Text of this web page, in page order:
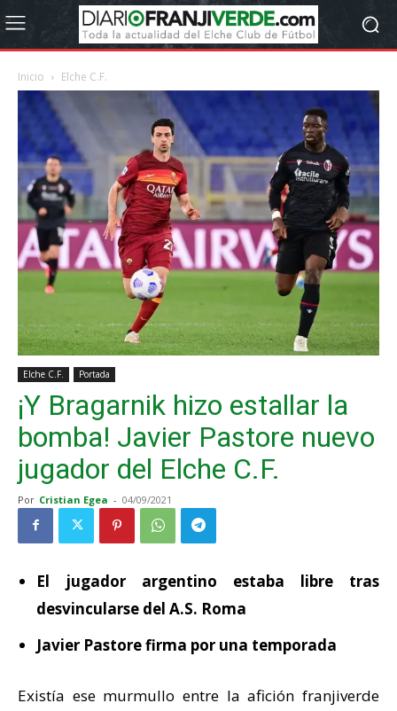
Inicio Elche C.F.
Elche C.F. Portada
¡Y Bragarnik hizo estallar la
bomba! Javier Pastore nuevo
jugador del Elche C.F.
Por Cristian Egea - 04/09/2021
El jugador argentino estaba libre tras
desvincularse del A.S. Roma
Javier Pastore firma por una temporada
Existía ese murmullo entre la afición franjiverde